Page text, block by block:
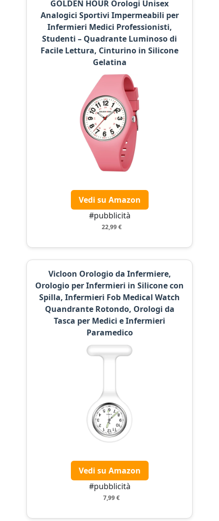
GOLDEN HOUR Orologi Unisex
Analogici Sportivi Impermeabili per
Infermieri Medici Professionisti,
Studenti – Quadrante Luminoso di
Facile Lettura, Cinturino in Silicone
Gelatina
Vedi su Amazon
#pubblicità
22,99 €
Vicloon Orologio da Infermiere,
Orologio per Infermieri in Silicone con
Spilla, Infermieri Fob Medical Watch
Quandrante Rotondo, Orologi da
Tasca per Medici e Infermieri
Paramedico
Vedi su Amazon
#pubblicità
7,99 €